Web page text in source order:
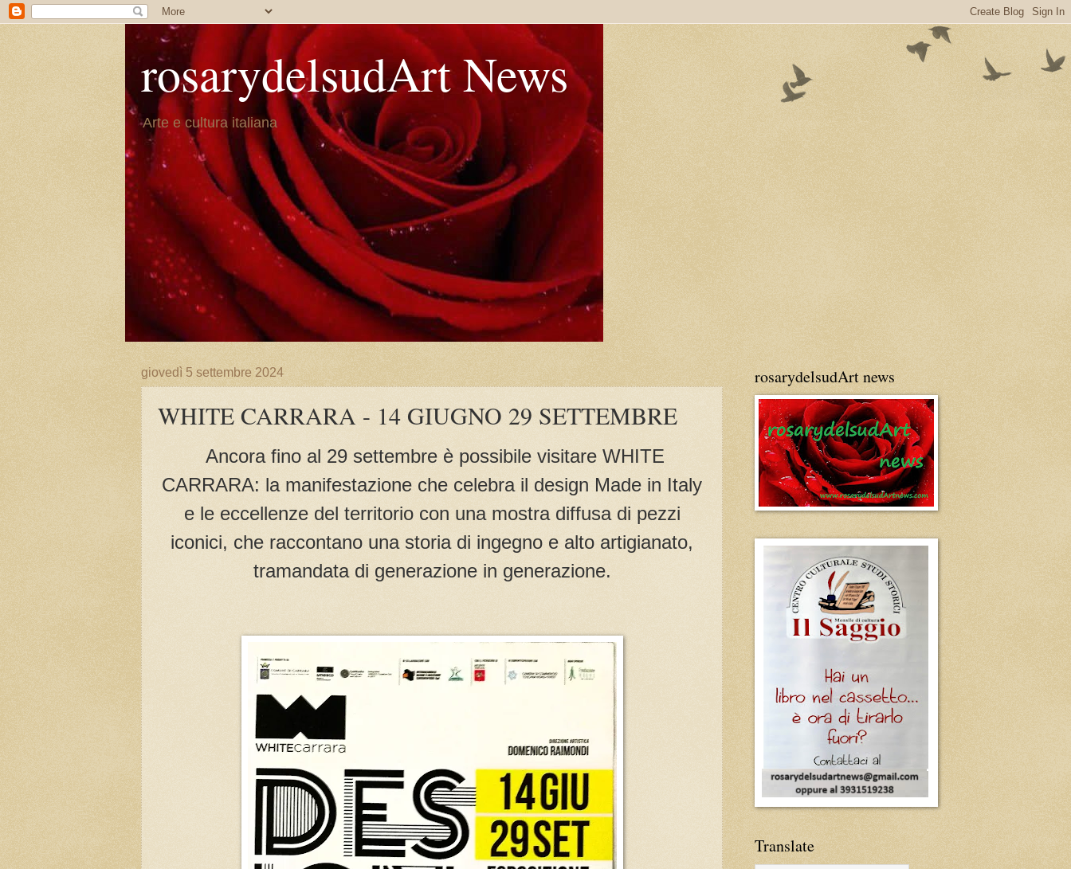
rosarydelsudArt News
Arte e cultura italiana
giovedì 5 settembre 2024
WHITE CARRARA - 14 GIUGNO 29 SETTEMBRE
Ancora fino al 29 settembre è possibile visitare WHITE
CARRARA: la manifestazione che celebra il design Made in Italy
e le eccellenze del territorio con una mostra diffusa di pezzi
iconici, che raccontano una storia di ingegno e alto artigianato,
tramandata di generazione in generazione.
rosarydelsudArt news
Translate